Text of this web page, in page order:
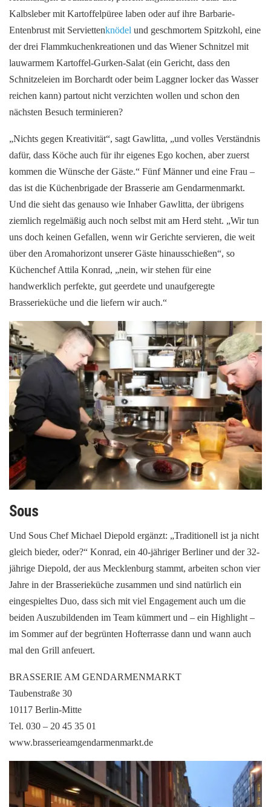
Kalbsleber mit Kartoffelpüree laben oder auf ihre Barbarie-
Entenbrust mit Serviettenknödel und geschmortem Spitzkohl, eine
der drei Flammkuchenkreationen und das Wiener Schnitzel mit
lauwarmem Kartoffel-Gurken-Salat (ein Gericht, dass den
Schnitzeleien im Borchardt oder beim Laggner locker das Wasser
reichen kann) partout nicht verzichten wollen und schon den
nächsten Besuch terminieren?
„Nichts gegen Kreativität“, sagt Gawlitta, „und volles Verständnis
dafür, dass Köche auch für ihr eigenes Ego kochen, aber zuerst
kommen die Wünsche der Gäste.“ Fünf Männer und eine Frau –
das ist die Küchenbrigade der Brasserie am Gendarmenmarkt.
Und die sieht das genauso wie Inhaber Gawlitta, der übrigens
ziemlich regelmäßig auch noch selbst mit am Herd steht. „Wir tun
uns doch keinen Gefallen, wenn wir Gerichte servieren, die weit
über den Aromahorizont unserer Gäste hinausschießen“, so
Küchenchef Attila Konrad, „nein, wir stehen für eine
handwerklich perfekte, gut geerdete und unaufgeregte
Brasserieküche und die liefern wir auch.“
Sous
Und Sous Chef Michael Diepold ergänzt: „Traditionell ist ja nicht
gleich bieder, oder?“ Konrad, ein 40-jähriger Berliner und der 32-
jährige Diepold, der aus Mecklenburg stammt, arbeiten schon vier
Jahre in der Brasserieküche zusammen und sind natürlich ein
eingespieltes Duo, dass sich mit viel Engagement auch um die
beiden Auszubildenden im Team kümmert und – ein Highlight –
im Sommer auf der begrünten Hofterrasse dann und wann auch
mal den Grill anfeuert.
BRASSERIE AM GENDARMENMARKT
Taubenstraße 30
10117 Berlin-Mitte
Tel. 030 – 20 45 35 01
www.brasserieamgendarmenmarkt.de